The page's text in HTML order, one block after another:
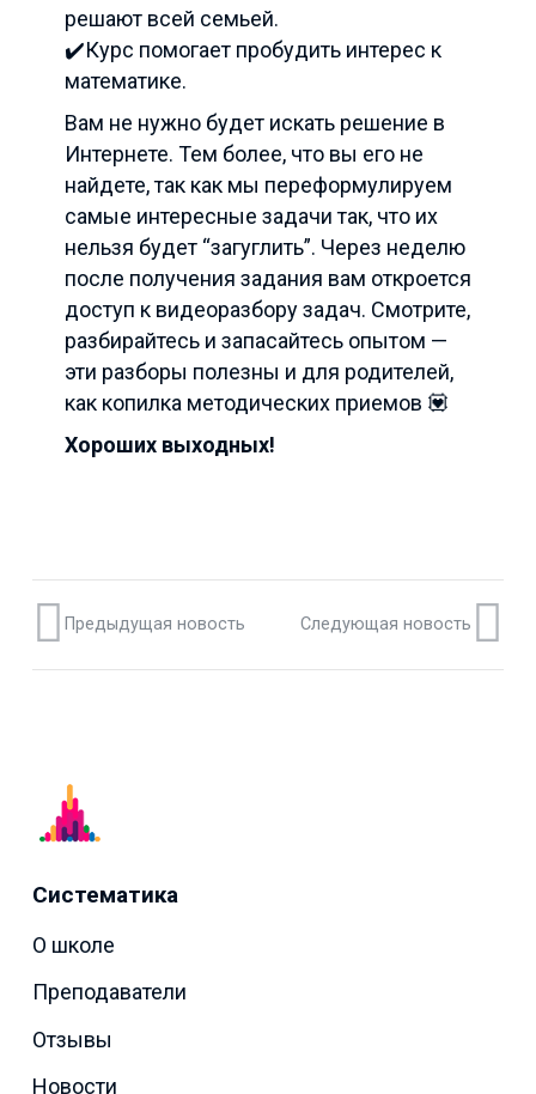
решают всей семьей.
✔️Курс помогает пробудить интерес к
математике.
Вам не нужно будет искать решение в
Интернете. Тем более, что вы его не
найдете, так как мы переформулируем
самые интересные задачи так, что их
нельзя будет “загуглить”. Через неделю
после получения задания вам откроется
доступ к видеоразбору задач. Смотрите,
разбирайтесь и запасайтесь опытом —
эти разборы полезны и для родителей,
как копилка методических приемов 💟
Хороших выходных!
Предыдущая новость Следующая новость
Систематика
О школе
Преподаватели
Отзывы
Новости